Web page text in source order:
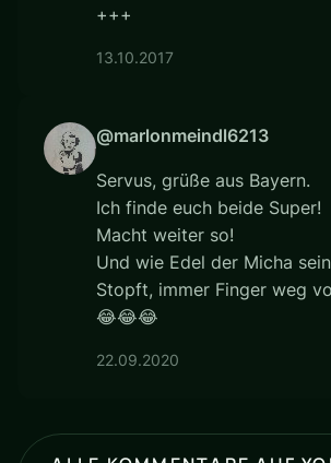
+++
13.10.2017
@marlonmeindl6213
Servus, grüße aus Bayern.
Ich finde euch beide Super!
Macht weiter so!
Und wie Edel der Micha
Stopft, immer Finger weg
😂😂😂
22.09.2020